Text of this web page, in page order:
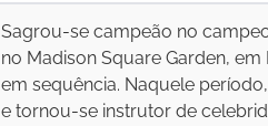
Sagrou-se campeão no
no Madison Square Garden,
em sequência. Naquele
e tornou-se instrutor de